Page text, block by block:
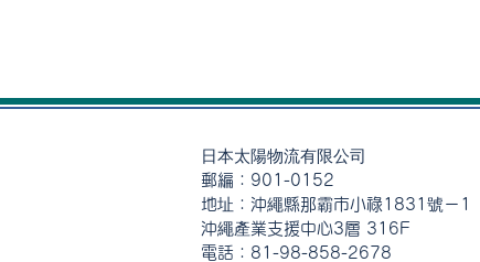
日本太陽物流有限公司
郵編：901-0152
地址：沖繩縣那霸市小祿1831號－1
沖繩產業支援中心3層 316F
電話：81-98-858-2678